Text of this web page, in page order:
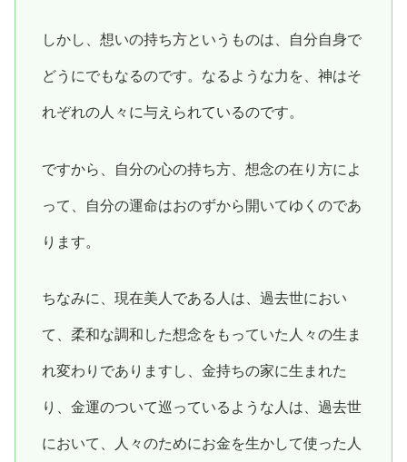
しかし、想いの持ち方というものは、自分自身で
どうにでもなるのです。なるような力を、神はそ
れぞれの人々に与えられているのです。
ですから、自分の心の持ち方、想念の在り方によ
って、自分の運命はおのずから開いてゆくのであ
ります。
ちなみに、現在美人である人は、過去世におい
て、柔和な調和した想念をもっていた人々の生ま
れ変わりでありますし、金持ちの家に生まれた
り、金運のついて巡っているような人は、過去世
において、人々のためにお金を生かして使った人